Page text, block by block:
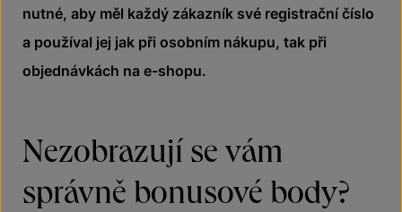
nutné, aby měl každý zákazník své registrační číslo
a používal jej jak při osobním nákupu, tak při
objednávkách na e-shopu.
Nezobrazují se vám
správně bonusové body?